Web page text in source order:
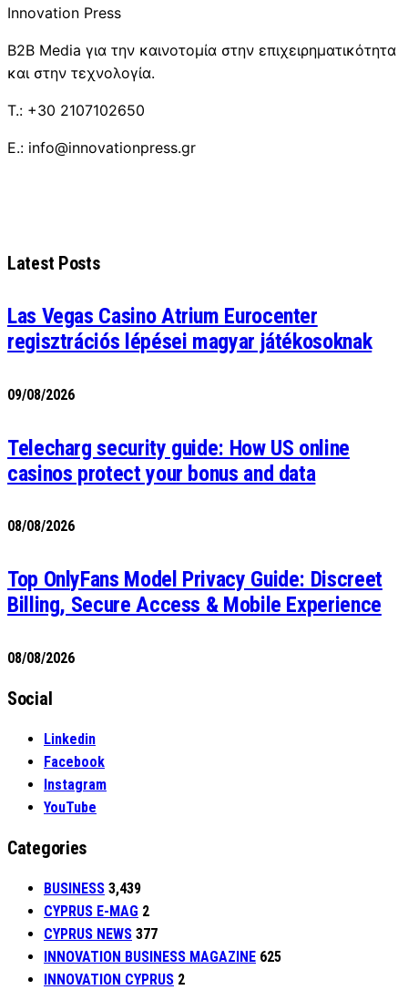
Innovation Press
B2B Media για την καινοτομία στην επιχειρηματικότητα
και στην τεχνολογία.
T.: +30 2107102650
E.: info@innovationpress.gr
Latest Posts
Las Vegas Casino Atrium Eurocenter
regisztrációs lépései magyar játékosoknak
09/08/2026
Telecharg security guide: How US online
casinos protect your bonus and data
08/08/2026
Top OnlyFans Model Privacy Guide: Discreet
Billing, Secure Access & Mobile Experience
08/08/2026
Social
Linkedin
Facebook
Instagram
YouTube
Categories
BUSINESS 3,439
CYPRUS E-MAG 2
CYPRUS NEWS 377
INNOVATION BUSINESS MAGAZINE 625
INNOVATION CYPRUS 2